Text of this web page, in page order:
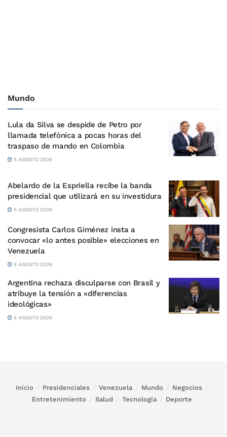
Mundo
Lula da Silva se despide de Petro por
llamada telefónica a pocas horas del
traspaso de mando en Colombia
5 AGOSTO 2026
Abelardo de la Espriella recibe la banda
presidencial que utilizará en su investidura
5 AGOSTO 2026
Congresista Carlos Giménez insta a
convocar «lo antes posible» elecciones en
Venezuela
5 AGOSTO 2026
Argentina rechaza disculparse con Brasil y
atribuye la tensión a «diferencias
ideológicas»
5 AGOSTO 2026
Inicio Presidenciales Venezuela Mundo
Negocios
Entretenimiento
Salud Tecnología Deporte